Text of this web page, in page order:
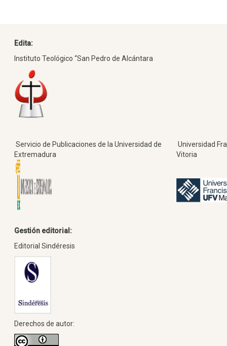
Edita:
Instituto Teológico “San Pedro de Alcántara
Servicio de Publicaciones de la Universidad de
Extremadura
Universidad
Vitoria
Gestión editorial:
Editorial Sindéresis
Derechos de autor: